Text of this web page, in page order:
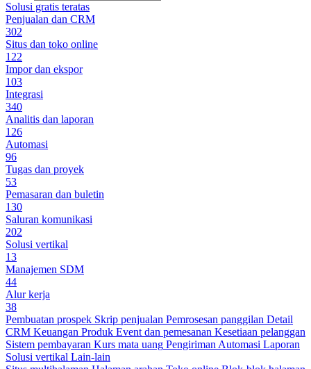
Solusi gratis teratas
Penjualan dan CRM
302
Situs dan toko online
122
Impor dan ekspor
103
Integrasi
340
Analitis dan laporan
126
Automasi
96
Tugas dan proyek
53
Pemasaran dan buletin
130
Saluran komunikasi
202
Solusi vertikal
13
Manajemen SDM
44
Alur kerja
38
Pembuatan prospek Skrip penjualan Pemrosesan panggilan Detail
CRM Keuangan Produk Event dan pemesanan Kesetiaan pelanggan
Sistem pembayaran Kurs mata uang Pengiriman Automasi Laporan
Solusi vertikal Lain-lain